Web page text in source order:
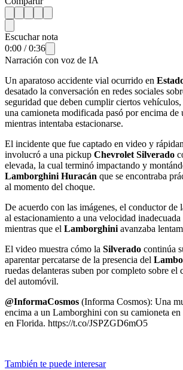
Escuchar nota
0:00 /0:36
Narración con voz de IA
Un aparatoso accidente vial ocurrido en
desatado la conversación en redes sociales
seguridad que deben cumplir ciertos vehículos,
una camioneta modificada pasó por encima
mientras intentaba estacionarse.
El incidente que fue captado en video y
involucró a una pickup Chevrolet Silverado
elevada, la cual terminó impactando y
Lamborghini Huracán que se encontraba
al momento del choque.
De acuerdo con las imágenes, el conductor de
al estacionamiento a una velocidad inadecuada
mientras que el Lamborghini avanzaba
El video muestra cómo la Silverado continúa
aparentar percatarse de la presencia del
ruedas delanteras suben por completo sobre el
del automóvil.
@InformaCosmos (Informa Cosmos): Una
encima a un Lamborghini con su camioneta
en Florida. https://t.co/JSPZGD6mO5
También te puede interesar